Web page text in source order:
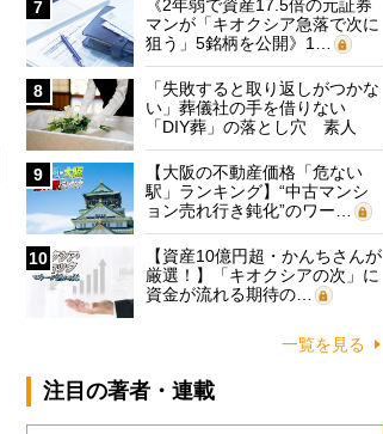
7
《2年弱で資産17.5倍の元証券
マンが「キオクシア急落で次に
狙う」5銘柄を公開》1…
8
「失敗すると取り返しがつかな
い」葬儀社の手を借りない
「DIY葬」の落とし穴 素人
に…
9
【大阪の不動産価格「危ない
駅」ランキング】“中古マンシ
ョン売れ行き鈍化”のワー…
10
【資産10億円超・かんちさんが
厳選！】「キオクシアの次」に
資金が流れる期待の…
一覧を見る
注目の著者・連載